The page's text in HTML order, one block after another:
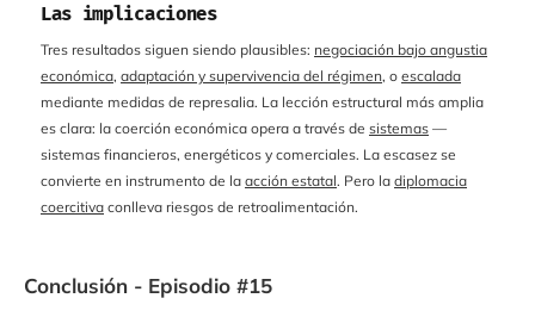
Las implicaciones
Tres resultados siguen siendo plausibles: negociación bajo angustia
económica, adaptación y supervivencia del régimen, o escalada
mediante medidas de represalia. La lección estructural más amplia
es clara: la coerción económica opera a través de sistemas —
sistemas financieros, energéticos y comerciales. La escasez se
convierte en instrumento de la acción estatal. Pero la diplomacia
coercitiva conlleva riesgos de retroalimentación.
Conclusión - Episodio #15